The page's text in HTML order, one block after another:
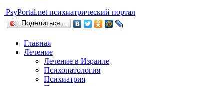
PsyPortal.net психиатрический портал
Поделиться…
Главная
Лечение
Лечение в Израиле
Психопатология
Психиатрия